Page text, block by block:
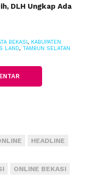
proses
kenyaman dan
dalam
Bryan Djuhari
Grand Wisata
di
DLH Ungkap Ada
BEKASI , KABUPATEN
LAND, TAMBUN SELATAN
HEADLINE
ONLINE BEKASI